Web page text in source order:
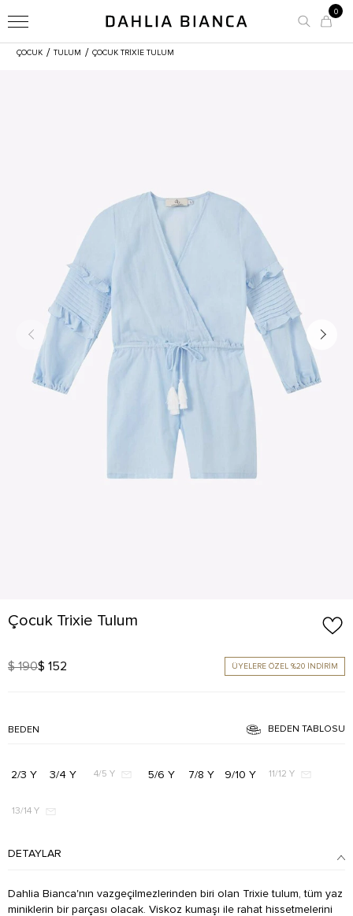
0
ÇOCUK / TULUM / ÇOCUK TRIXIE TULUM
Çocuk Trixie Tulum
$ 190$ 152 ÜYELERE ÖZEL %20 İNDİRİM
BEDEN BEDEN TABLOSU
2/3 Y 3/4 Y 4/5 Y 5/6 Y 7/8 Y 9/10 Y 11/12 Y
13/14 Y
DETAYLAR
Dahlia Bianca'nın vazgeçilmezlerinden biri olan Trixie tulum, tüm yaz
miniklerin bir parçası olacak. Viskoz kumaşı ile rahat hissetmelerini